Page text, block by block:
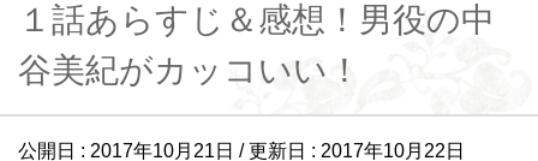
１話あらすじ＆感想！男役の中
谷美紀がカッコいい！
公開日 : 2017年10月21日 / 更新日 : 2017年10月22日